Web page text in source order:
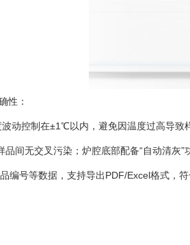
性：
动控制在±1℃以内，避免因温度过高导
间无交叉污染；炉腔底部配备“自动清灰
编号等数据，支持导出PDF/Excel格式，